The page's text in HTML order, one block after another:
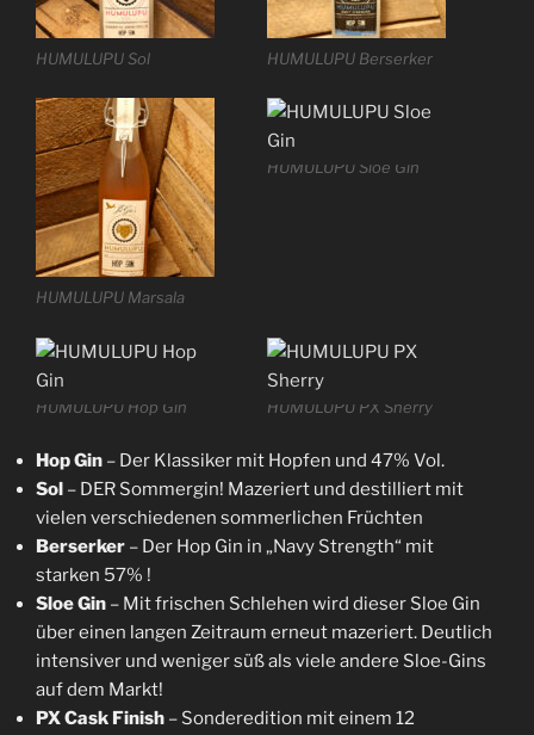
HUMULUPU Sol HUMULUPU Berserker
HUMULUPU Marsala
HUMULUPU Sloe Gin
HUMULUPU Hop Gin HUMULUPU PX Sherry
Hop Gin – Der Klassiker mit Hopfen und 47% Vol.
Sol – DER Sommergin! Mazeriert und destilliert mit
vielen verschiedenen sommerlichen Früchten
Berserker – Der Hop Gin in „Navy Strength“ mit
starken 57% !
Sloe Gin – Mit frischen Schlehen wird dieser Sloe Gin
über einen langen Zeitraum erneut mazeriert. Deutlich
intensiver und weniger süß als viele andere Sloe-Gins
auf dem Markt!
PX Cask Finish – Sonderedition mit einem 12